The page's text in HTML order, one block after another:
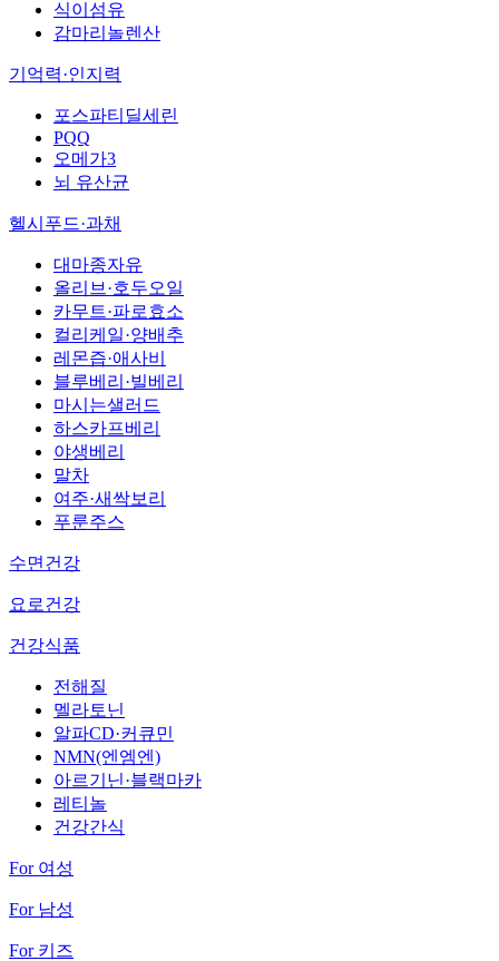
식이섬유
감마리놀렌산
기억력·인지력
포스파티딜세린
PQQ
오메가3
뇌 유산균
헬시푸드·과채
대마종자유
올리브·호두오일
카무트·파로효소
컬리케일·양배추
레몬즙·애사비
블루베리·빌베리
마시는샐러드
하스카프베리
야생베리
말차
여주·새싹보리
푸룬주스
수면건강
요로건강
건강식품
전해질
멜라토닌
알파CD·커큐민
NMN(엔엠엔)
아르기닌·블랙마카
레티놀
건강간식
For 여성
For 남성
For 키즈